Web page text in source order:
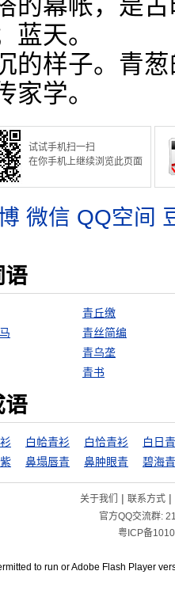
蓝天。
的样子。青
家学。
试试手机扫一扫
在你手机上继续浏览此页面
微信 QQ空间
语
青丘缴
青丝简编
青乌垄
青书
语
白帢青衫 白恰青衫
白日
鼻塌唇青 鼻肿眼青 碧海
关于我们 | 联系方式|
官方QQ交流群:
粤ICP备
to run or Adobe Flash Player